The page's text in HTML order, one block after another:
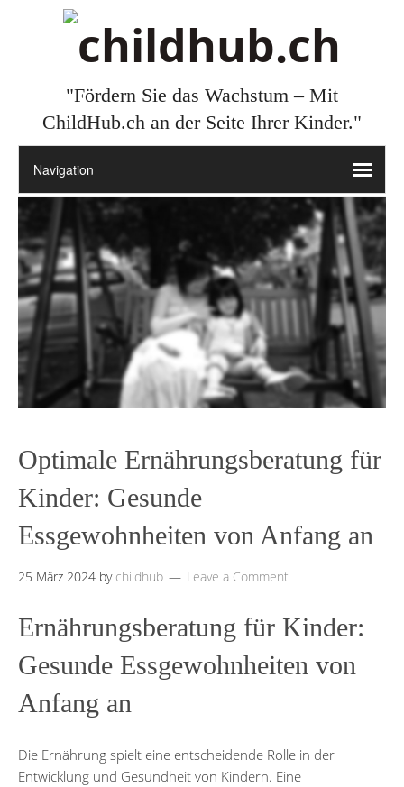
"Fördern Sie das Wachstum – Mit
ChildHub.ch an der Seite Ihrer Kinder."
Optimale Ernährungsberatung für
Kinder: Gesunde
Essgewohnheiten von Anfang an
25 März 2024 by childhub Leave a Comment
Ernährungsberatung für Kinder:
Gesunde Essgewohnheiten von
Anfang an
Die Ernährung spielt eine entscheidende Rolle in der
Entwicklung und Gesundheit von Kindern. Eine